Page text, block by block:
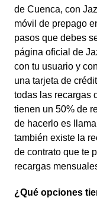
de Cuenca, con
móvil de prepago
pasos que debes
página oficial de
con tu usuario y
una tarjeta de
todas las recargas
tienen un 50% de
de hacerlo es
también existe la
de contrato que te
recargas
¿Qué opciones